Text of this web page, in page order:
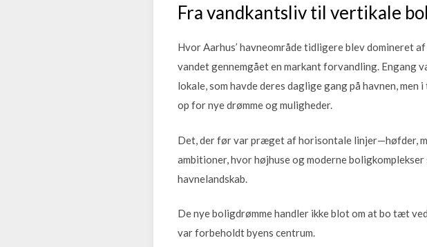
Fra vandkantsliv til vertikale
Hvor Aarhus’ havneområde tidligere blev domineret
vandet gennemgået en markant forvandling. Engang
lokale, som havde deres daglige gang på havnen,
op for nye drømme og muligheder.
Det, der før var præget af horisontale linjer—høfder,
ambitioner, hvor højhuse og moderne
havnelandskab.
De nye boligdrømme handler ikke blot om at bo tæt
var forbeholdt byens centrum.